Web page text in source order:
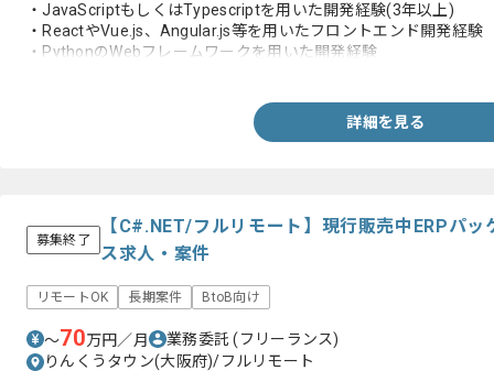
・JavaScriptもしくはTypescriptを用いた開発経験(3年以上)
・ReactやVue.js、Angular.js等を用いたフロントエンド開発経験
・PythonのWebフレームワークを用いた開発経験
詳細を見る
募集終了
【C#.NET/フルリモート】現行販売中ERPパ
ス求人・案件
リモートOK 長期案件 BtoB向け
〜70万円／月 業務委託(フリーランス)
りんくうタウン(大阪府)/フルリモート